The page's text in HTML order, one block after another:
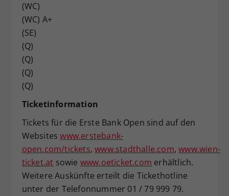
(WC)
(WC) A+
(SE)
(Q)
(Q)
(Q)
(Q)
Ticketinformation
Tickets für die Erste Bank Open sind auf den
Websiteswww.erstebank-
open.com/tickets,www.stadthalle.com,www.wien-
ticket.at sowie www.oeticket.com erhältlich.
Weitere Auskünfte erteilt die Tickethotline
unter der Telefonnummer 01 / 79 999 79.